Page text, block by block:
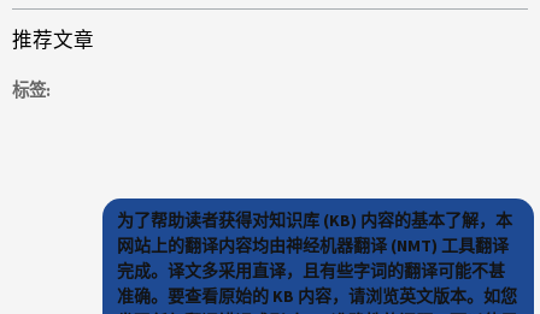
推荐文章
标签
为了帮助读者获得对知识库 (KB) 内容的基本了解，本
网站上的翻译内容均由神经机器翻译 (NMT) 工具翻译
完成。译文多采用直译，且有些字词的翻译可能不甚
准确。要查看原始的 KB 内容，请浏览英文版本。如您